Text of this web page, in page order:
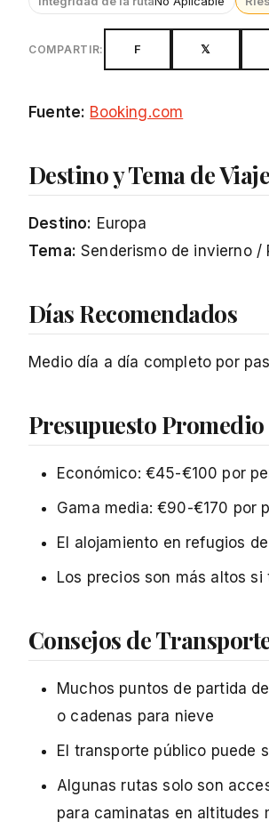
COMPARTIR: F 𝕏
Fuente: Booking.com
Destino y Tema de Viaje
Destino: Europa
Tema: Senderismo de invierno /
Días Recomendados
Medio día a día completo por
Presupuesto Promedio
Económico: €45-€100 por
Gama media: €90-€170 por
El alojamiento en refugios
Los precios son más altos
Consejos de
Muchos puntos de partida
o cadenas para nieve
El transporte público puede
Algunas rutas solo son
para caminatas en altitudes